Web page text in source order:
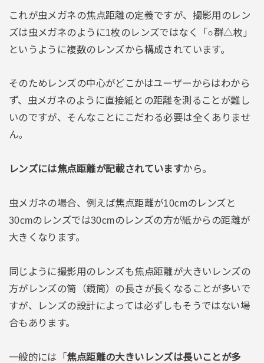
これが虫メガネの焦点距離の定義ですが、撮影用のレン
ズは虫メガネのように1枚のレンズではなく「○群△枚」
というように複数のレンズから構成されています。
そのためレンズの中心がどこかはユーザーからはわから
ず、虫メガネのように直接紙との距離を測ることが難し
いのですが、そんなことにこだわる必要は全くありませ
ん。
レンズには焦点距離が記載されていますから。
虫メガネの場合、例えば焦点距離が10cmのレンズと
30cmのレンズでは30cmのレンズの方が紙からの距離が
大きくなります。
同じように撮影用のレンズも焦点距離が大きいレンズの
方がレンズの筒（鏡筒）の長さが長くなることが多いで
すが、レンズの設計によっては必ずしもそうではない場
合もあります。
一般的には「焦点距離の大きいレンズは長いことが多